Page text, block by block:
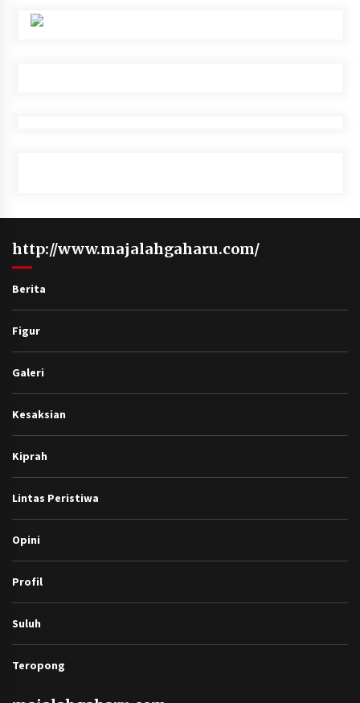
http://www.majalahgaharu.com/
Berita
Figur
Galeri
Kesaksian
Kiprah
Lintas Peristiwa
Opini
Profil
Suluh
Teropong